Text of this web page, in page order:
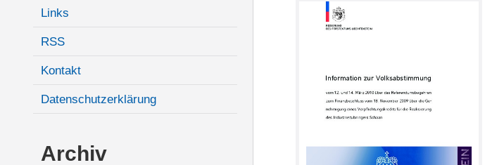
Links
RSS
Kontakt
Datenschutzerklärung
Archiv